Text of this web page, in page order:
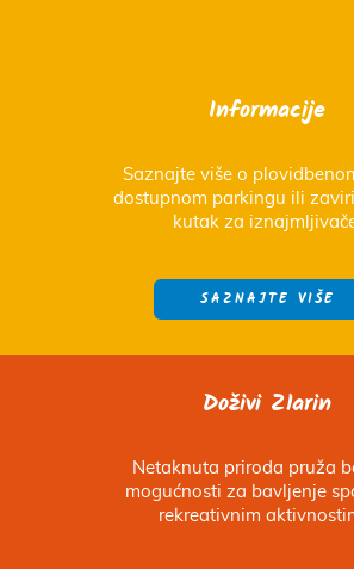
Informacije
Saznajte više o
dostupnom parkingu ili
kutak za
SAZNAJTE VIŠE
Doživi Zlarin
Netaknuta priroda pruža
mogućnosti za bavljenje
rekreativnim